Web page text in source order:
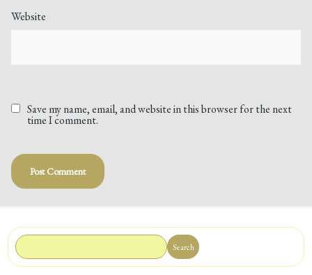
Website
Save my name, email, and website in this browser for the next
time I comment.
Search